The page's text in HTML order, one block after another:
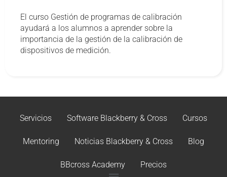
El curso Gestión de programas de calibración
ayudará a los alumnos a aprender sobre la
importancia de la gestión de la calibración de
dispositivos de medición.
Servicios Software Blackberry & Cross Cursos
Mentoring Noticias Blackberry & Cross Blog
BBcross Academy Precios